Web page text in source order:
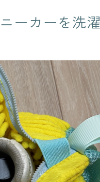
ーカーを洗濯